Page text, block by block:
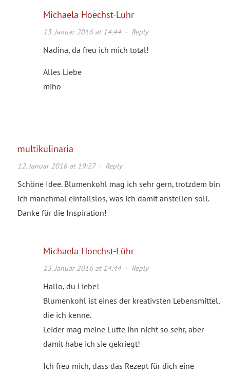
Michaela Hoechst-Lühr
13. Januar 2016 at 14:44· Reply
Nadina, da freu ich mich total!
Alles Liebe
miho
multikulinaria
12. Januar 2016 at 19:27· Reply
Schöne Idee. Blumenkohl mag ich sehr gern, trotzdem bin
ich manchmal einfallslos, was ich damit anstellen soll.
Danke für die Inspiration!
Michaela Hoechst-Lühr
13. Januar 2016 at 14:44· Reply
Hallo, du Liebe!
Blumenkohl ist eines der kreativsten Lebensmittel,
die ich kenne.
Leider mag meine Lütte ihn nicht so sehr, aber
damit habe ich sie gekriegt!
Ich freu mich, dass das Rezept für dich eine